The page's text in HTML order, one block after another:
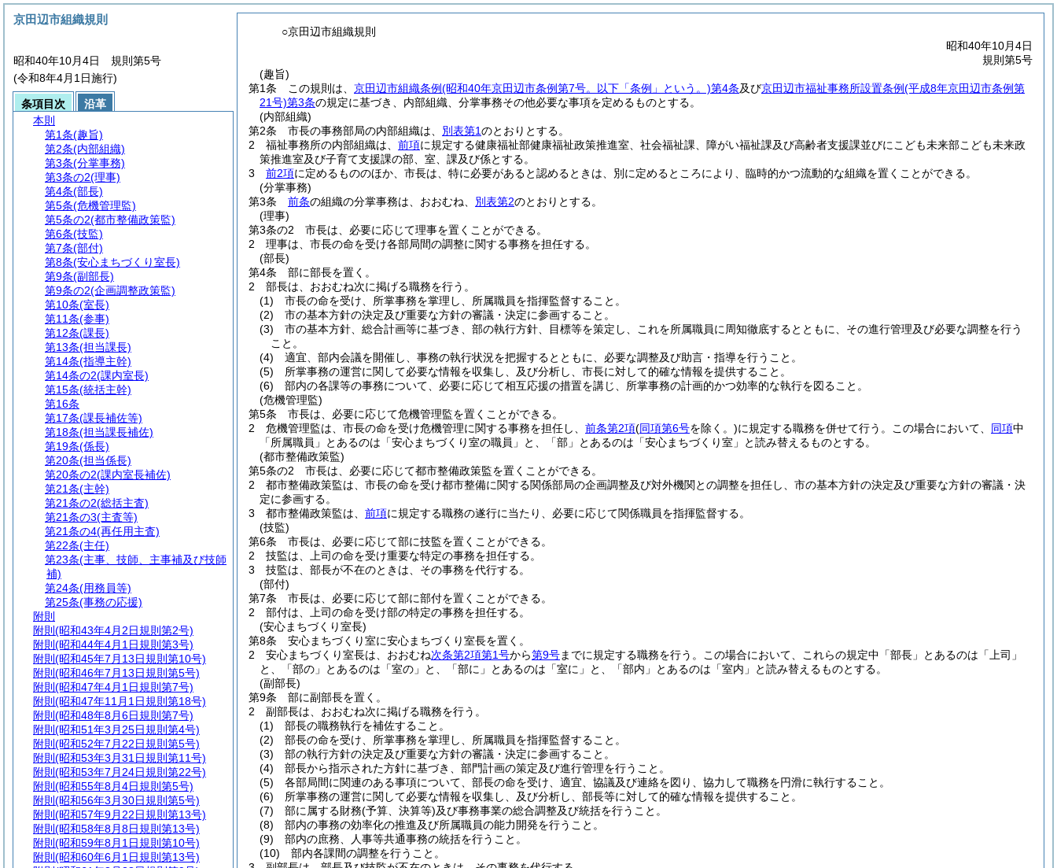
○京田辺市組織規則
昭和40年10月4日
規則第5号
(趣旨)
第1条
この規則は、 京田辺市組織条例(昭和40年京田辺市条例第7号。以下「条例」という。)第4条及び京田辺市福祉事務所設置条例(平成8年京田辺市条例第
21号)第3条の規定に基づき、内部組織、分掌事務その他必要な事項を定めるものとする。
(内部組織)
第2条
市長の事務部局の内部組織は、 別表第1のとおりとする。
2
福祉事務所の内部組織は、 前項に規定する健康福祉部健康福祉政策推進室、社会福祉課、障がい福祉課及び高齢者支援課並びにこども未来部こども未来政
策推進室及び子育て支援課の部、室、課及び係とする。
3
前2項に定めるもののほか、市長は、特に必要があると認めるときは、別に定めるところにより、臨時的かつ流動的な組織を置くことができる。
(分掌事務)
第3条
前条の組織の分掌事務は、おおむね、 別表第2のとおりとする。
(理事)
第3条の2
市長は、必要に応じて理事を置くことができる。
2
理事は、市長の命を受け各部局間の調整に関する事務を担任する。
(部長)
第4条
部に部長を置く。
2
部長は、おおむね次に掲げる職務を行う。
(1)
市長の命を受け、所掌事務を掌理し、所属職員を指揮監督すること。
(2)
市の基本方針の決定及び重要な方針の審議・決定に参画すること。
(3)
市の基本方針、総合計画等に基づき、部の執行方針、目標等を策定し、これを所属職員に周知徹底するとともに、その進行管理及び必要な調整を行う
こと。
(4)
適宜、部内会議を開催し、事務の執行状況を把握するとともに、必要な調整及び助言・指導を行うこと。
(5)
所掌事務の運営に関して必要な情報を収集し、及び分析し、市長に対して的確な情報を提供すること。
(6)
部内の各課等の事務について、必要に応じて相互応援の措置を講じ、所掌事務の計画的かつ効率的な執行を図ること。
(危機管理監)
第5条
市長は、必要に応じて危機管理監を置くことができる。
2
危機管理監は、市長の命を受け危機管理に関する事務を担任し、 前条第2項(同項第6号を除く。)に規定する職務を併せて行う。 この場合において、 同項中
「所属職員」とあるのは「安心まちづくり室の職員」と、「部」とあるのは「安心まちづくり室」と読み替えるものとする。
(都市整備政策監)
第5条の2
市長は、必要に応じて都市整備政策監を置くことができる。
2
都市整備政策監は、市長の命を受け都市整備に関する関係部局の企画調整及び対外機関との調整を担任し、市の基本方針の決定及び重要な方針の審議・決
定に参画する。
3
都市整備政策監は、 前項に規定する職務の遂行に当たり、必要に応じて関係職員を指揮監督する。
(技監)
第6条
市長は、必要に応じて部に技監を置くことができる。
2
技監は、上司の命を受け重要な特定の事務を担任する。
3
技監は、部長が不在のときは、その事務を代行する。
(部付)
第7条
市長は、必要に応じて部に部付を置くことができる。
2
部付は、上司の命を受け部の特定の事務を担任する。
(安心まちづくり室長)
第8条
安心まちづくり室に安心まちづくり室長を置く。
2
安心まちづくり室長は、おおむね次条第2項第1号から第9号までに規定する職務を行う。
この場合において、これらの規定中「部長」とあるのは「上司」
と、「部の」とあるのは「室の」と、「部に」とあるのは「室に」と、「部内」とあるのは「室内」と読み替えるものとする。
(副部長)
第9条
部に副部長を置く。
2
副部長は、おおむね次に掲げる職務を行う。
(1)
部長の職務執行を補佐すること。
(2)
部長の命を受け、所掌事務を掌理し、所属職員を指揮監督すること。
(3)
部の執行方針の決定及び重要な方針の審議・決定に参画すること。
(4)
部長から指示された方針に基づき、部門計画の策定及び進行管理を行うこと。
(5)
各部局間に関連のある事項について、部長の命を受け、適宜、協議及び連絡を図り、協力して職務を円滑に執行すること。
(6)
所掌事務の運営に関して必要な情報を収集し、及び分析し、部長等に対して的確な情報を提供すること。
(7)
部に属する財務(予算、決算等)及び事務事業の総合調整及び統括を行うこと。
(8)
部内の事務の効率化の推進及び所属職員の能力開発を行うこと。
(9)
部内の庶務、人事等共通事務の統括を行うこと。
(10)
部内各課間の調整を行うこと。
京田辺市組織規則
昭和40年10月4日 規則第5号
(令和8年4月1日施行)
条項目次
沿革
本則
第1条(趣旨)
第2条(内部組織)
第3条(分掌事務)
第3条の2(理事)
第4条(部長)
第5条(危機管理監)
第5条の2(都市整備政策監)
第6条(技監)
第7条(部付)
第8条(安心まちづくり室長)
第9条(副部長)
第9条の2(企画調整政策監)
第10条(室長)
第11条(参事)
第12条(課長)
第13条(担当課長)
第14条(指導主幹)
第14条の2(課内室長)
第15条(統括主幹)
第16条
第17条(課長補佐等)
第18条(担当課長補佐)
第19条(係長)
第20条(担当係長)
第20条の2(課内室長補佐)
第21条(主幹)
第21条の2(総括主査)
第21条の3(主査等)
第21条の4(再任用主査)
第22条(主任)
第23条(主事、技師、主事補及び技師
補)
第24条(用務員等)
第25条(事務の応援)
附則
附則 (昭和43年4月2日規則第2号)
附則 (昭和44年4月1日規則第3号)
附則 (昭和45年7月13日規則第10号)
附則 (昭和46年7月13日規則第5号)
附則 (昭和47年4月1日規則第7号)
附則 (昭和47年11月1日規則第18号)
附則 (昭和48年8月6日規則第7号)
附則 (昭和51年3月25日規則第4号)
附則 (昭和52年7月22日規則第5号)
附則 (昭和53年3月31日規則第11号)
附則 (昭和53年7月24日規則第22号)
附則 (昭和55年8月4日規則第5号)
附則 (昭和56年3月30日規則第5号)
附則 (昭和57年9月22日規則第13号)
附則 (昭和58年8月8日規則第13号)
附則 (昭和59年8月1日規則第10号)
附則 (昭和60年6月1日規則第13号)